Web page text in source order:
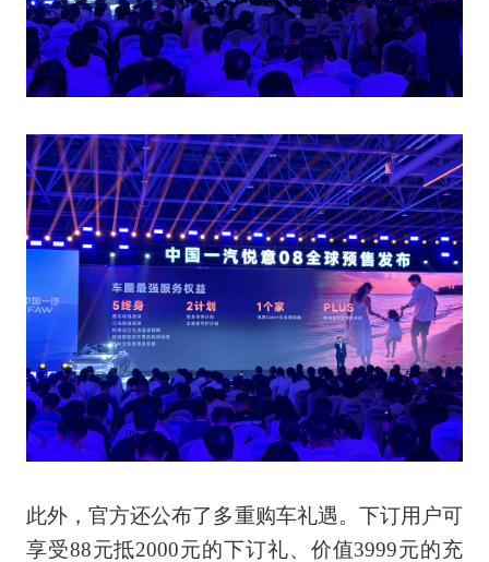
此外，官方还公布了多重购车礼遇。下订用户可
享受88元抵2000元的下订礼、价值3999元的充